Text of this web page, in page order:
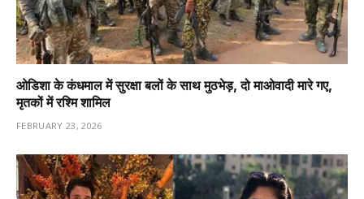
ओडिशा के कंधमाल में सुरक्षा बलों के साथ मुठभेड़, दो माओवादी मारे गए,
मृतकों में रश्मि शामिल
FEBRUARY 23, 2026